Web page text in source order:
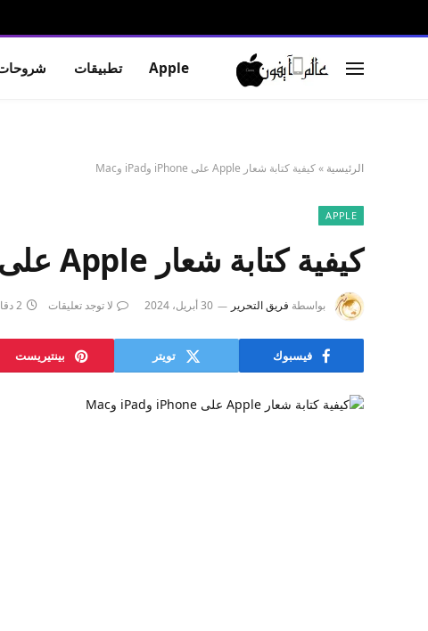
Apple تطبيقات
الرئيسية »كيفية كتابة شعار Apple على iPhone وiPad وMac
APPLE
كيفية كتابة شعار Apple على iPhone وiPad وMac
بواسطة فريق التحرير 30 أبريل، 2024 لا توجد تعليقات 2 دقائق
فيسبوك تويتر بينتيريست